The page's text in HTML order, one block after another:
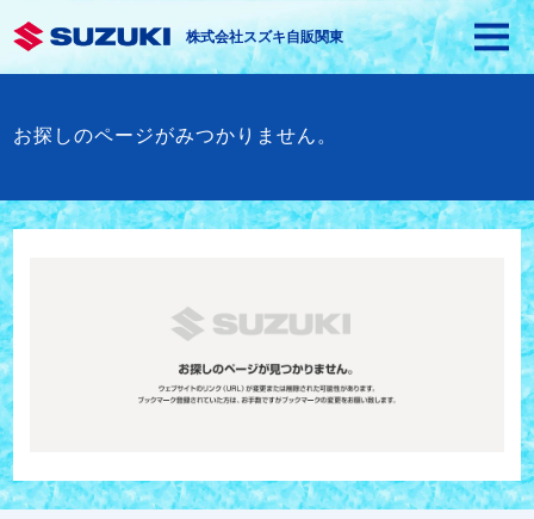
株式会社スズキ自販関東
お探しのページがみつかりません。